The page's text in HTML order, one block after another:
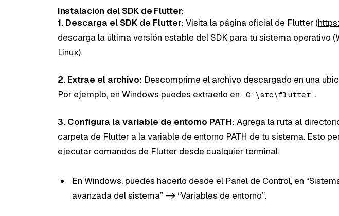
Instalación del SDK de Flutter:
1. Descarga el SDK de Flutter: Visita la página oficial de Flutter (
descarga la última versión estable del SDK para tu sistema operativo
Linux).
2. Extrae el archivo: Descomprime el archivo descargado en una
Por ejemplo, en Windows puedes extraerlo en
C:\src\flutter .
3. Configura la variable de entorno PATH: Agrega la ruta al
carpeta de Flutter a la variable de entorno PATH de tu sistema. Esto
ejecutar comandos de Flutter desde cualquier terminal.
En Windows, puedes hacerlo desde el Panel de Control, en
avanzada del sistema” -> “Variables de entorno”.